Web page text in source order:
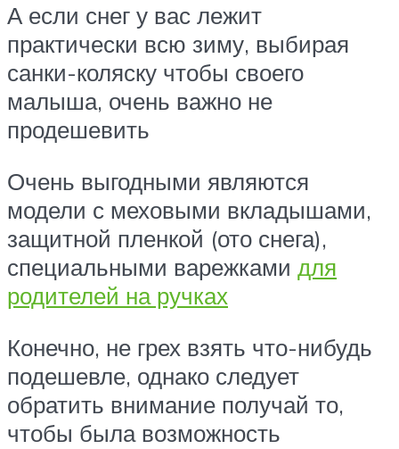
А если снег у вас лежит
практически всю зиму, выбирая
санки-коляску чтобы своего
малыша, очень важно не
продешевить
Очень выгодными являются
модели с меховыми вкладышами,
защитной пленкой (ото снега),
специальными варежками для
родителей на ручках
Конечно, не грех взять что-нибудь
подешевле, однако следует
обратить внимание получай то,
чтобы была возможность